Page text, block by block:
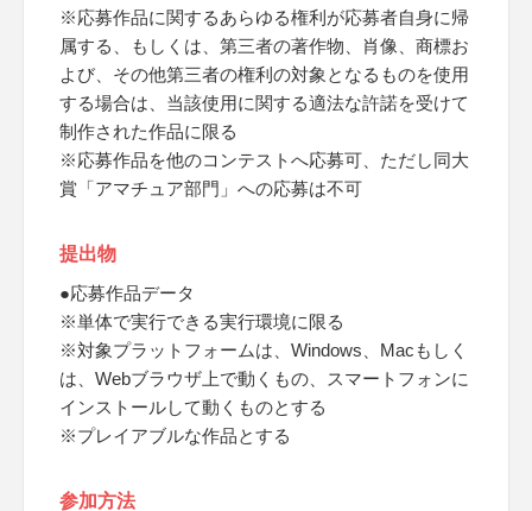
※応募作品に関するあらゆる権利が応募者自身に帰
属する、もしくは、第三者の著作物、肖像、商標お
よび、その他第三者の権利の対象となるものを使用
する場合は、当該使用に関する適法な許諾を受けて
制作された作品に限る
※応募作品を他のコンテストへ応募可、ただし同大
賞「アマチュア部門」への応募は不可
提出物
●応募作品データ
※単体で実行できる実行環境に限る
※対象プラットフォームは、Windows、Macもしく
は、Webブラウザ上で動くもの、スマートフォンに
インストールして動くものとする
※プレイアブルな作品とする
参加方法